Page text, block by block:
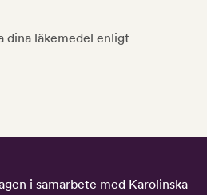
dina läkemedel enligt
i samarbete med Karolinska